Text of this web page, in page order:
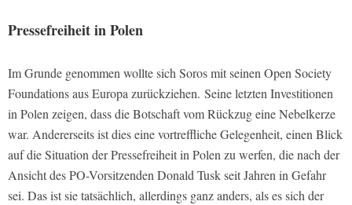
Pressefreiheit in Polen
Im Grunde genommen wollte sich Soros mit seinen Open Society
Foundations aus Europa zurückziehen. Seine letzten Investitionen
in Polen zeigen, dass die Botschaft vom Rückzug eine Nebelkerze
war. Andererseits ist dies eine vortreffliche Gelegenheit, einen Blick
auf die Situation der Pressefreiheit in Polen zu werfen, die nach der
Ansicht des PO-Vorsitzenden Donald Tusk seit Jahren in Gefahr
sei. Das ist sie tatsächlich, allerdings ganz anders, als es sich der